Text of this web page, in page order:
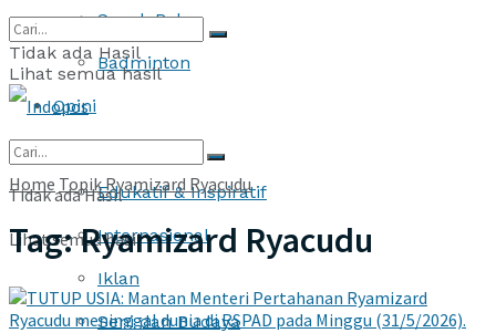
Sepak Bola
Badminton
Opini
Edukatif & Inspiratif
Internasional
Iklan
Seni dan Budaya
Tidak ada Hasil
Lihat semua hasil
Tidak ada Hasil
Lihat semua hasil
Home TopikRyamizard Ryacudu
Tag:Ryamizard Ryacudu